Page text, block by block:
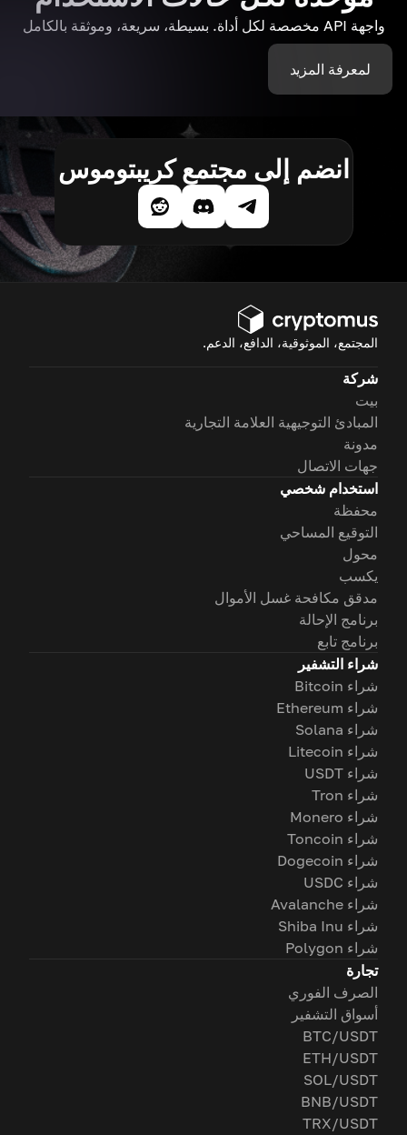
واجهة API مخصصة لكل أداة. بسيطة، سريعة، وموثقة بالكامل
لمعرفة المزيد
انضم إلى مجتمع كريبتوموس
المجتمع، الموثوقية، الدافع، الدعم.
شركة
بيت
المبادئ التوجيهية العلامة التجارية
مدونة
جهات الاتصال
استخدام شخصي
محفظة
التوقيع المساحي
محول
يكسب
مدقق مكافحة غسل الأموال
برنامج الإحالة
برنامج تابع
شراء التشفير
شراء Bitcoin
شراء Ethereum
شراء Solana
شراء Litecoin
شراء USDT
شراء Tron
شراء Monero
شراء Toncoin
شراء Dogecoin
شراء USDC
شراء Avalanche
شراء Shiba Inu
شراء Polygon
تجارة
الصرف الفوري
أسواق التشفير
BTC/USDT
ETH/USDT
SOL/USDT
BNB/USDT
TRX/USDT